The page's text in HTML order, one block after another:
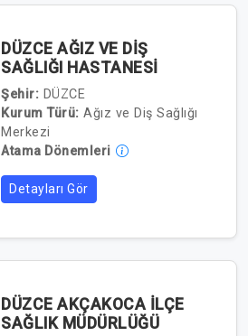
DÜZCE AĞIZ VE DİŞ
SAĞLIĞI HASTANESİ
Şehir: DÜZCE
Kurum Türü: Ağız ve Diş Sağlığı
Merkezi
Atama Dönemleri
Detayları Gör
DÜZCE AKÇAKOCA İLÇE
SAĞLIK MÜDÜRLÜĞÜ